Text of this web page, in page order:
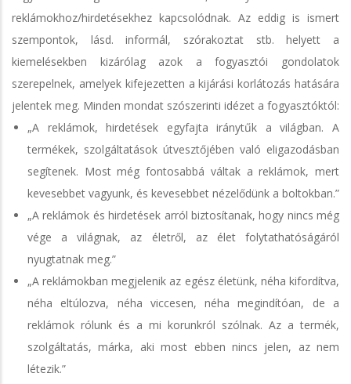
reklámokhoz/hirdetésekhez kapcsolódnak. Az eddig is ismert
szempontok, lásd. informál, szórakoztat stb. helyett a
kiemelésekben kizárólag azok a fogyasztói gondolatok
szerepelnek, amelyek kifejezetten a kijárási korlátozás hatására
jelentek meg. Minden mondat szószerinti idézet a fogyasztóktól:
„A reklámok, hirdetések egyfajta iránytűk a világban. A
termékek, szolgáltatások útvesztőjében való eligazodásban
segítenek. Most még fontosabbá váltak a reklámok, mert
kevesebbet vagyunk, és kevesebbet nézelődünk a boltokban.”
„A reklámok és hirdetések arról biztosítanak, hogy nincs még
vége a világnak, az életről, az élet folytathatóságáról
nyugtatnak meg.”
„A reklámokban megjelenik az egész életünk, néha kifordítva,
néha eltúlozva, néha viccesen, néha megindítóan, de a
reklámok rólunk és a mi korunkról szólnak. Az a termék,
szolgáltatás, márka, aki most ebben nincs jelen, az nem
létezik.”